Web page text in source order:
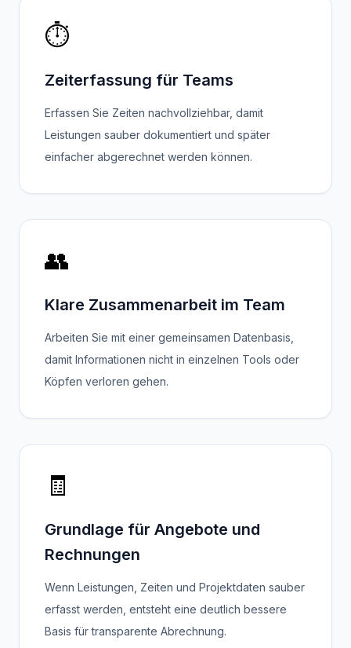
⏱️
Zeiterfassung für Teams
Erfassen Sie Zeiten nachvollziehbar, damit
Leistungen sauber dokumentiert und später
einfacher abgerechnet werden können.
👥
Klare Zusammenarbeit im Team
Arbeiten Sie mit einer gemeinsamen Datenbasis,
damit Informationen nicht in einzelnen Tools oder
Köpfen verloren gehen.
🧾
Grundlage für Angebote und
Rechnungen
Wenn Leistungen, Zeiten und Projektdaten sauber
erfasst werden, entsteht eine deutlich bessere
Basis für transparente Abrechnung.